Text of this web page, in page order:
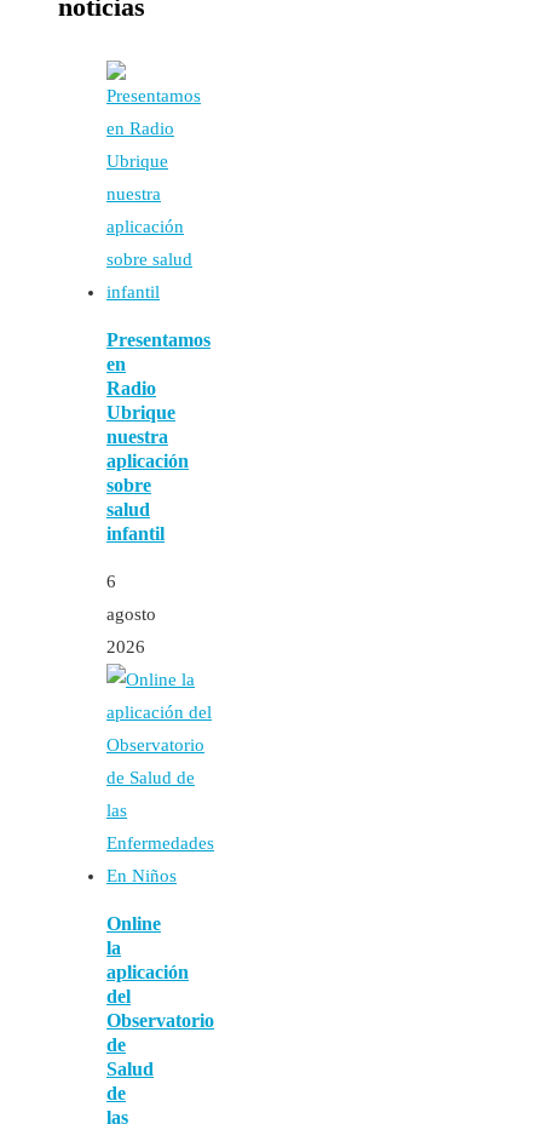
noticias
Presentamos
en
Radio
Ubrique
nuestra
aplicación
sobre
salud
infantil
6
agosto
2026
Online
la
aplicación
del
Observatorio
de
Salud
de
las